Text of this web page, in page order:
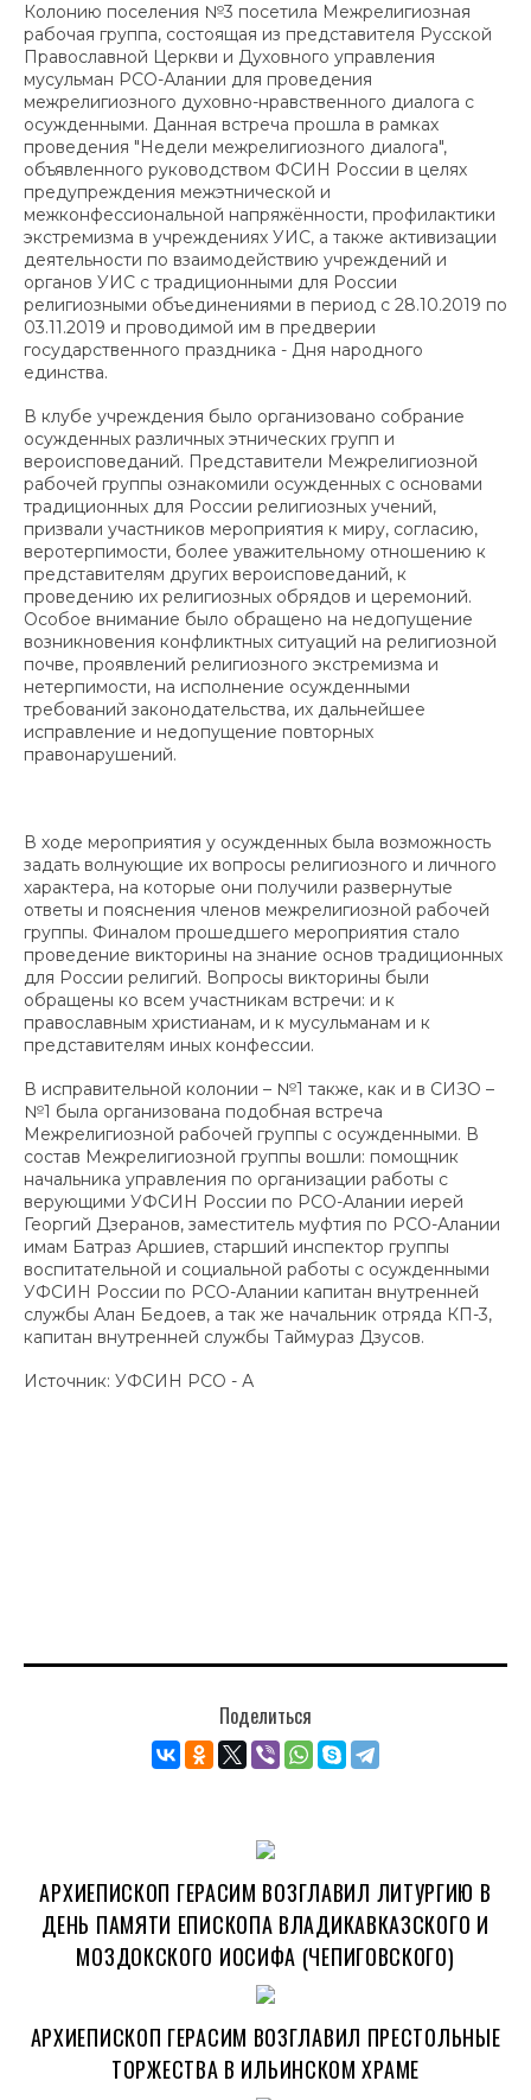
Колонию поселения №3 посетила Межрелигиозная
рабочая группа, состоящая из представителя Русской
Православной Церкви и Духовного управления
мусульман РСО-Алании для проведения
межрелигиозного духовно-нравственного диалога с
осужденными. Данная встреча прошла в рамках
проведения "Недели межрелигиозного диалога",
объявленного руководством ФСИН России в целях
предупреждения межэтнической и
межконфессиональной напряжённости, профилактики
экстремизма в учреждениях УИС, а также активизации
деятельности по взаимодействию учреждений и
органов УИС с традиционными для России
религиозными объединениями в период с 28.10.2019 по
03.11.2019 и проводимой им в предверии
государственного праздника - Дня народного
единства.
В клубе учреждения было организовано собрание
осужденных различных этнических групп и
вероисповеданий. Представители Межрелигиозной
рабочей группы ознакомили осужденных с основами
традиционных для России религиозных учений,
призвали участников мероприятия к миру, согласию,
веротерпимости, более уважительному отношению к
представителям других вероисповеданий, к
проведению их религиозных обрядов и церемоний.
Особое внимание было обращено на недопущение
возникновения конфликтных ситуаций на религиозной
почве, проявлений религиозного экстремизма и
нетерпимости, на исполнение осужденными
требований законодательства, их дальнейшее
исправление и недопущение повторных
правонарушений.
В ходе мероприятия у осужденных была возможность
задать волнующие их вопросы религиозного и личного
характера, на которые они получили развернутые
ответы и пояснения членов межрелигиозной рабочей
группы. Финалом прошедшего мероприятия стало
проведение викторины на знание основ традиционных
для России религий. Вопросы викторины были
обращены ко всем участникам встречи: и к
православным христианам, и к мусульманам и к
представителям иных конфессии.
В исправительной колонии – №1 также, как и в СИЗО –
№1 была организована подобная встреча
Межрелигиозной рабочей группы с осужденными. В
состав Межрелигиозной группы вошли: помощник
начальника управления по организации работы с
верующими УФСИН России по РСО-Алании иерей
Георгий Дзеранов, заместитель муфтия по РСО-Алании
имам Батраз Аршиев, старший инспектор группы
воспитательной и социальной работы с осужденными
УФСИН России по РСО-Алании капитан внутренней
службы Алан Бедоев, а так же начальник отряда КП-3,
капитан внутренней службы Таймураз Дзусов.
Источник: УФСИН РСО - А
Поделиться
АРХИЕПИСКОП ГЕРАСИМ ВОЗГЛАВИЛ ЛИТУРГИЮ В
ДЕНЬ ПАМЯТИ ЕПИСКОПА ВЛАДИКАВКАЗСКОГО И
МОЗДОКСКОГО ИОСИФА (ЧЕПИГОВСКОГО)
АРХИЕПИСКОП ГЕРАСИМ ВОЗГЛАВИЛ ПРЕСТОЛЬНЫЕ
ТОРЖЕСТВА В ИЛЬИНСКОМ ХРАМЕ